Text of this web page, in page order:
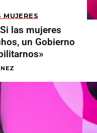
MUJERES
las mujeres
un Gobierno